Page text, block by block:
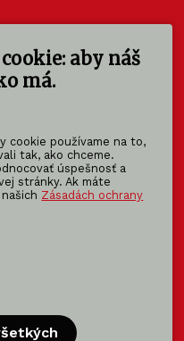
aby náš
má.
cookie používame na to,
tak, ako chceme.
úspešnosť a
stránky. Ak máte
Zásadách ochrany
s.r.o.
325
FAMILY